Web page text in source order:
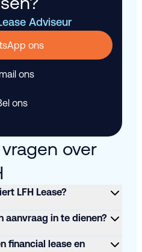
Adviseur
ons
ons
ons
over
LFH Lease?
aanvraag in te dienen?
financial lease en